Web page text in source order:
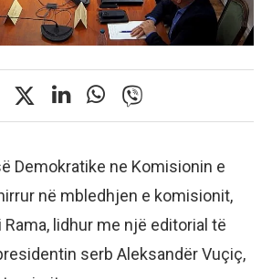
Demokratike ne Komisionin e
në mbledhjen e komisionit,
lidhur me një editorial të
serb Aleksandër Vuçiç,